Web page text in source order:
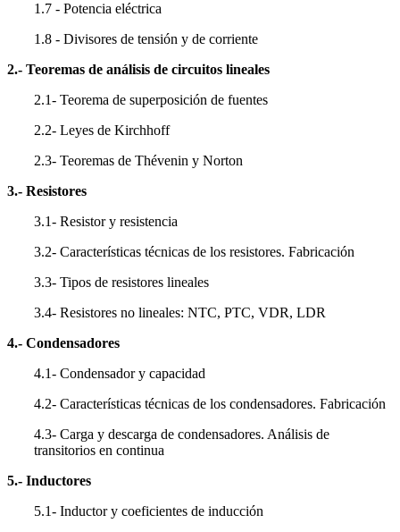
1.7 - Potencia eléctrica
1.8 - Divisores de tensión y de corriente
2.- Teoremas de análisis de circuitos lineales
2.1- Teorema de superposición de fuentes
2.2- Leyes de Kirchhoff
2.3- Teoremas de Thévenin y Norton
3.- Resistores
3.1- Resistor y resistencia
3.2- Características técnicas de los resistores. Fabricación
3.3- Tipos de resistores lineales
3.4- Resistores no lineales: NTC, PTC, VDR, LDR
4.- Condensadores
4.1- Condensador y capacidad
4.2- Características técnicas de los condensadores. Fabricación
4.3- Carga y descarga de condensadores. Análisis de
transitorios en continua
5.- Inductores
5.1- Inductor y coeficientes de inducción